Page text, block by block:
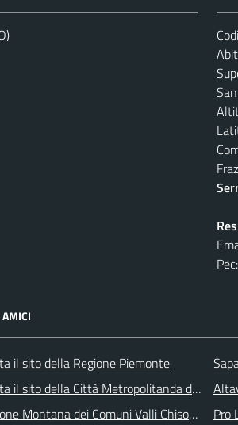
Pec:
il sito della Regione Piemonte
il sito della Città Metropolitanda di Torino
Montana dei Comuni Valli Chisone ePro